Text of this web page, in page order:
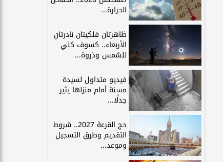
الحرارة...
ظاهرتان فلكيتان نادرتان
الأربعاء.. كسوف كلي
للشمس وذروة...
فيديو متداول لسيدة
مسنة أمام منزلها يثير
جدلًا...
حج القرعة 2027.. شروط
التقديم وطرق التسجيل
وموعد...